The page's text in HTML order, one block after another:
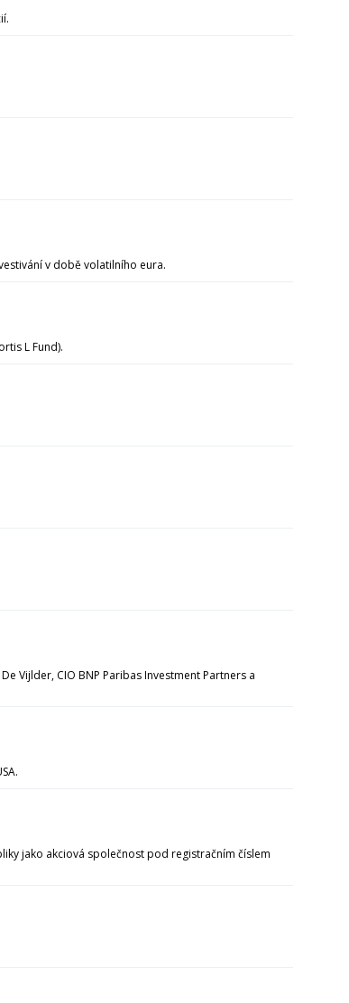
v době volatilního eura.
L Fund).
Vijlder, CIO BNP Paribas Investment Partners a
jako akciová společnost pod registračním číslem